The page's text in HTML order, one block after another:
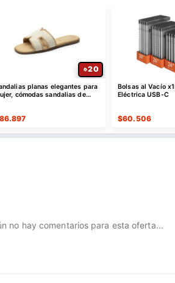
20
planas elegantes para
cómodas sandalias de
Bolsas al Vacío
Eléctrica USB-C
$60.506
no hay comentarios para esta oferta...